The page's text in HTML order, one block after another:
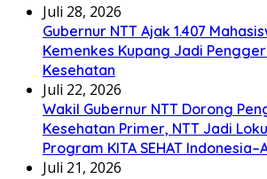
Juli 28, 2026
Gubernur NTT Ajak 1.407
Kemenkes Kupang Jadi
Kesehatan
Juli 22, 2026
Wakil Gubernur NTT Dorong
Kesehatan Primer, NTT Jadi
Program KITA SEHAT
Juli 21, 2026